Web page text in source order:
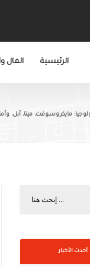
الرئيسية المال
مايكروسوفت، ميتا، أبل،
أحدث الأخبار